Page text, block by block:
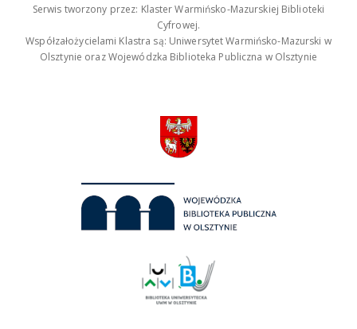
Serwis tworzony przez: Klaster Warmińsko-Mazurskiej Biblioteki
Cyfrowej.
Współzałożycielami Klastra są: Uniwersytet Warmińsko-Mazurski w
Olsztynie oraz Wojewódzka Biblioteka Publiczna w Olsztynie